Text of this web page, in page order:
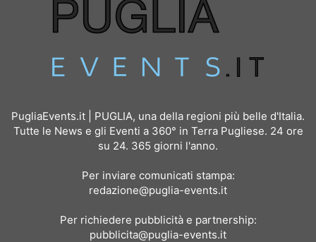
PugliaEvents.it | PUGLIA, una della regioni più belle d'Italia.
Tutte le News e gli Eventi a 360° in Terra Pugliese. 24 ore
su 24. 365 giorni l'anno.
Per inviare comunicati stampa:
redazione@puglia-events.it
Per richiedere pubblicità e partnership:
pubblicita@puglia-events.it